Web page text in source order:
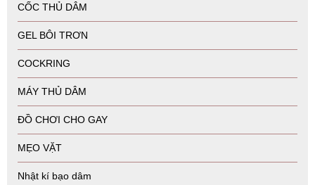
CỐC THỦ DÂM
GEL BÔI TRƠN
COCKRING
MÁY THỦ DÂM
ĐỒ CHƠI CHO GAY
MẸO VẶT
Nhật kí bạo dâm